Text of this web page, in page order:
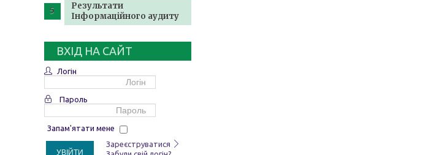
Результати
Інформаційного аудиту
ВХІД НА САЙТ
Логін
Пароль
Запам'ятати мене
УВІЙТИ
Зареєструватися